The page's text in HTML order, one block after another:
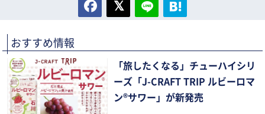
おすすめ情報
「旅したくなる」チューハイシリ
ーズ「J-CRAFT TRIP ルビーロマ
ン®サワー」が新発売